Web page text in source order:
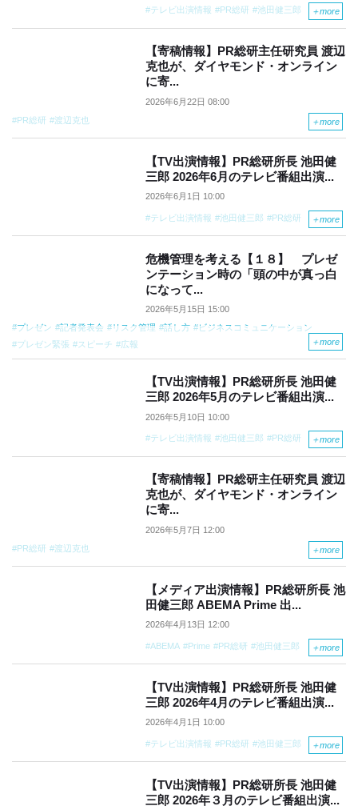
テレビ出演情報 PR総研 池田健三郎 ＋more
【寄稿情報】PR総研主任研究員 渡辺
克也が、ダイヤモンド・オンライン
に寄...
2026年6月22日 08:00
PR総研
渡辺克也 ＋more
【TV出演情報】PR総研所長 池田健
三郎 2026年6月のテレビ番組出演...
2026年6月1日 10:00
テレビ出演情報 池田健三郎 PR総研 ＋more
危機管理を考える【１８】 プレゼ
ンテーション時の「頭の中が真っ白
になって...
2026年5月15日 15:00
プレゼン
記者発表会 リスク管理 話し方
ビジネスコミュニケーション
プレゼン緊張
スピーチ 広報 ＋more
【TV出演情報】PR総研所長 池田健
三郎 2026年5月のテレビ番組出演...
2026年5月10日 10:00
テレビ出演情報 池田健三郎 PR総研 ＋more
【寄稿情報】PR総研主任研究員 渡辺
克也が、ダイヤモンド・オンライン
に寄...
2026年5月7日 12:00
PR総研
渡辺克也 ＋more
【メディア出演情報】PR総研所長 池
田健三郎 ABEMA Prime 出...
2026年4月13日 12:00
ABEMA Prime PR総研 池田健三郎 ＋more
【TV出演情報】PR総研所長 池田健
三郎 2026年4月のテレビ番組出演...
2026年4月1日 10:00
テレビ出演情報 PR総研 池田健三郎 ＋more
【TV出演情報】PR総研所長 池田健
三郎 2026年３月のテレビ番組出演...